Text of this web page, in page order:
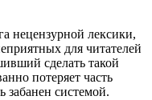
нецензурной лексики,
для читателей
сделать такой
потеряет часть
системой.